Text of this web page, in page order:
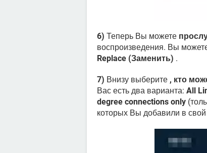
6) Теперь Вы можете
воспроизведения. Вы
Replace (Заменить) .
7) Внизу выберите , кто
Вас есть два варианта: All
degree connections only
которых Вы добавили в свой